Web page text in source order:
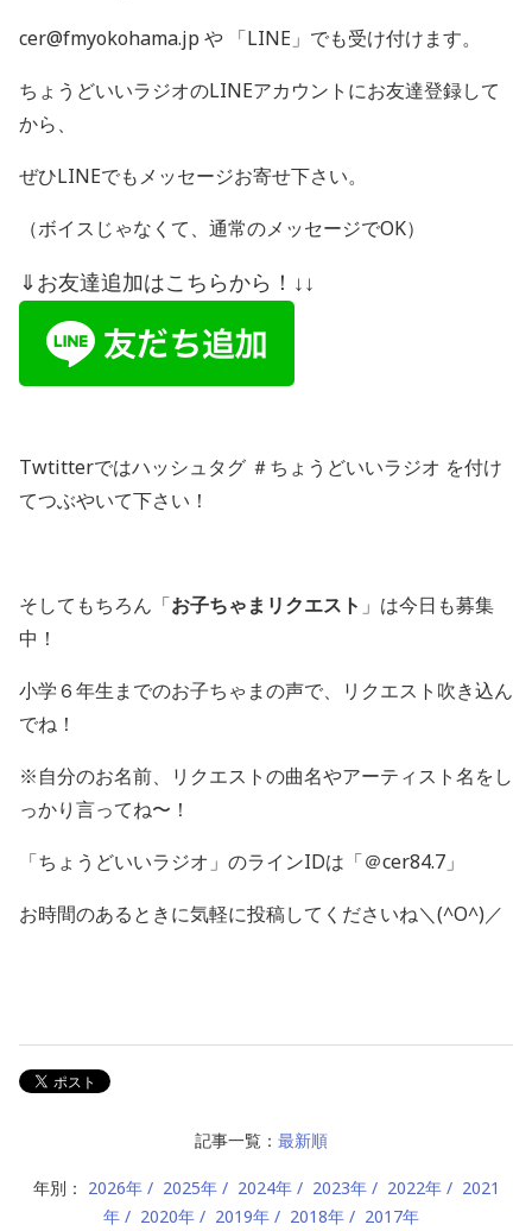
cer@fmyokohama.jp や 「LINE 」でも受け付けます。
ちょうどいいラジオのLINEアカウントにお友達登録して
から、
ぜひLINEでもメッセージお寄せ下さい。
（ボイスじゃなくて、通常のメッセージでOK）
⇓お友達追加はこちらから！↓↓
Twtitterではハッシュタグ ＃ちょうどいいラジオ を付け
てつぶやいて下さい！
そしてもちろん「お子ちゃまリクエスト 」は今日も募集
中！
小学６年生までのお子ちゃまの声で、リクエスト吹き込ん
でね！
※自分のお名前、リクエストの曲名やアーティスト名をし
っかり言ってね〜！
「ちょうどいいラジオ」のラインIDは「＠cer84.7」
お時間のあるときに気軽に投稿してくださいね＼(^O^)／
記事一覧： 最新順
年別： 2026年 2025年 2024年 2023年 2022年
2021
年
2020年 2019年 2018年 2017年